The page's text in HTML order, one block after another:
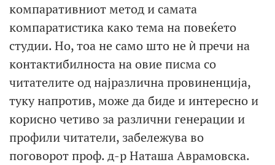
компаративниот метод и самата
компаратистика како тема на повеќето
студии. Но, тоа не само што не ѝ пречи на
контактибилноста на овие писма со
читателите од најразлична провиненција,
туку напротив, може да биде и интересно и
корисно четиво за различни генерации и
профили читатели, забележува во
поговорот проф. д-р Наташа Аврамовска.